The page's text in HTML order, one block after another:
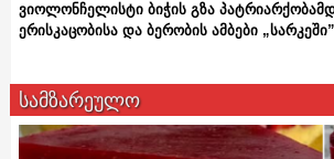
ვიოლონჩელისტი ბიჭის გზა
ერისკაცობისა და ბერობის ამბები „სარკეში”
სამზარეულო